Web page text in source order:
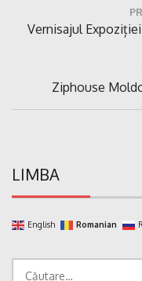
articole
Previous
Vernisajul
Next
Post:
Ziphouse
LIMBA
English Romanian